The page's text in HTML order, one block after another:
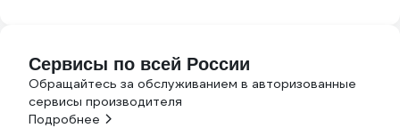
Сервисы по всей России
Обращайтесь за обслуживанием в авторизованные
сервисы производителя
Подробнее